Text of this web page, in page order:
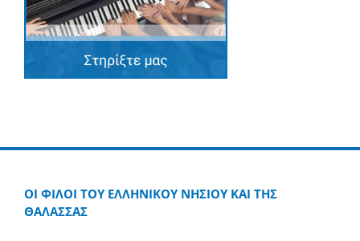
ΟΙ ΦΙΛΟΙ ΤΟΥ ΕΛΛΗΝΙΚΟΥ ΝΗΣΙΟΥ ΚΑΙ ΤΗΣ
ΘΑΛΑΣΣΑΣ